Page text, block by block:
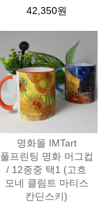
42,350원
명화몰 IMTart
풀프린팅 명화 머그컵
/ 12종중 택1 (고흐
모네 클림트 마티스
칸딘스키)